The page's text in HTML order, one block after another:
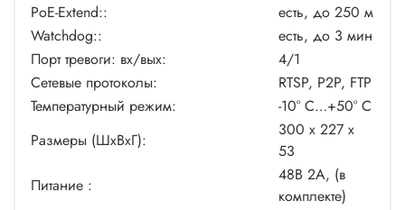
PoE-Extend::
есть, до 250 м
Watchdog::
есть, до 3 мин
Порт тревоги: вх/вых:
4/1
Сетевые протоколы:
RTSP, P2P, FTP
Температурный режим:
-10° C…+50° С
Размеры (ШxВxГ):
300 x 227 x
53
Питание :
48В 2А, (в
комплекте)